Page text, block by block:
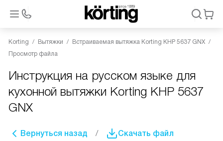
Korting Вытяжки
Встраиваемая вытяжка Korting KHP 5637 GNX
Просмотр файла
Инструкция на русском языке для
кухонной вытяжки Korting KHP 5637
GNX
Вернуться назад Скачать файл